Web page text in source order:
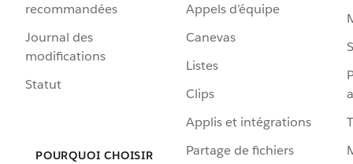
recommandées
Journal des
modifications
Statut
POURQUOI CHOISIR
Appels d’équipe
Canevas
Listes
Clips
Applis et intégrations
Partage de fichiers